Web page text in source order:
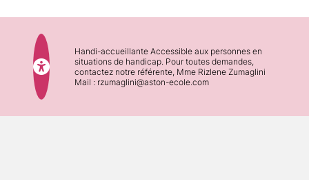
Handi-accueillante Accessible aux personnes en
situations de handicap. Pour toutes demandes,
contactez notre référente, Mme Rizlene Zumaglini
Mail : rzumaglini@aston-ecole.com